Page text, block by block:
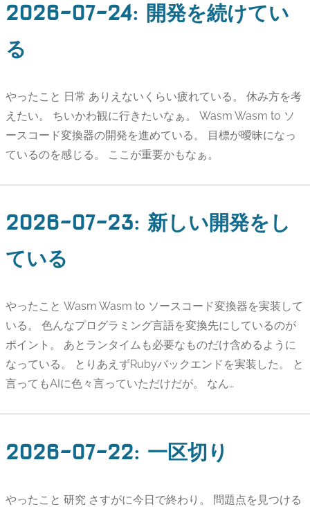
2026-07-24: 開発を続けてい
る
やったこと 日常 ありえないくらい疲れている。 休み方を考
えたい。 ちいかわ観に行きたいなぁ。 Wasm Wasm to ソ
ースコード変換器の開発を進めている。 目標が曖昧になっ
ているのを感じる。 ここが重要かもなぁ。
2026-07-23: 新しい開発をし
ている
やったこと Wasm Wasm to ソースコード変換器を実装して
いる。 色んなプログラミング言語を変換先にしているのが
ポイント。 あとランタイムも必要なものだけ含めるように
なっている。 とりあえずRubyバックエンドを実装した。 と
言ってもAIに色々言っていただけだが。 なん…
2026-07-22: 一区切り
やったこと 研究 さすがに今日で終わり。 問題点を見つける